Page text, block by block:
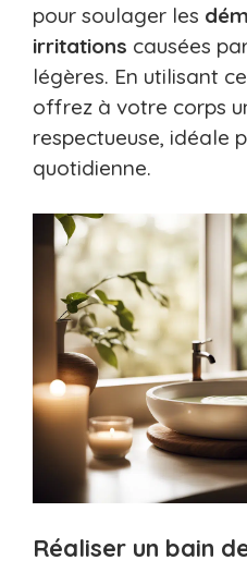
pour soulager les
irritations causées
légères. En utilisant
offrez à votre corps
respectueuse, idéale
quotidienne.
Réaliser un bain